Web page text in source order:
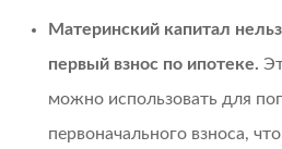
Материнский капитал
первый взнос по ипотеке.
можно использовать для
первоначального взноса,